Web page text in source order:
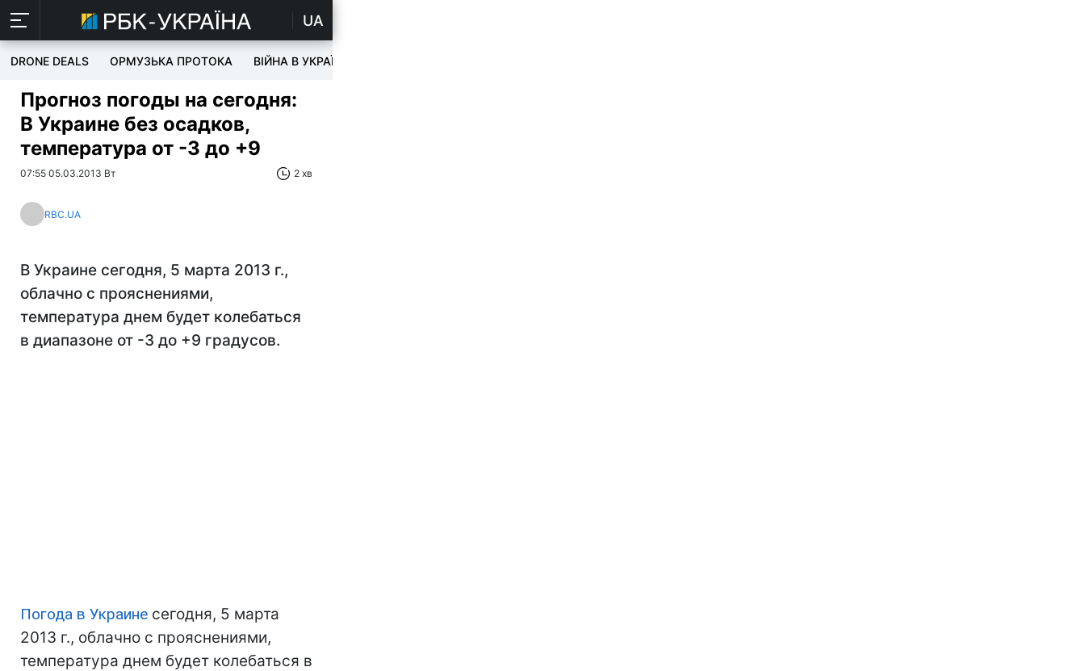
UA
DRONE DEALS ОРМУЗЬКА ПРОТОКА ВІЙНА В УКРАЇНІ
Прогноз погоды на сегодня:
В Украине без осадков,
температура от -3 до +9
07:55 05.03.2013 Вт 2 хв
RBC.UA
В Украине сегодня, 5 марта 2013 г.,
облачно с прояснениями,
температура днем будет колебаться
в диапазоне от -3 до +9 градусов.
Погода в Украине сегодня, 5 марта
2013 г., облачно с прояснениями,
температура днем будет колебаться в